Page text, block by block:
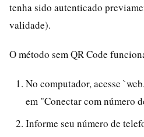
tenha sido autenticado
validade).
O método sem QR Code
No computador, acesse
em "Conectar com número
Informe seu número de